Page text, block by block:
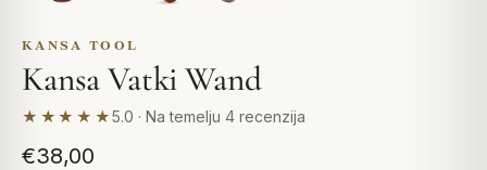
KANSA TOOL
Kansa Vatki Wand
★★★★★5.0 · Na temelju 4 recenzija
€38,00